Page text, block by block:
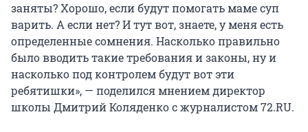
заняты? Хорошо, если будут помогать маме суп
варить. А если нет? И тут вот, знаете, у меня есть
определенные сомнения. Насколько правильно
было вводить такие требования и законы, ну и
насколько под контролем будут вот эти
ребятишки», — поделился мнением директор
школы Дмитрий Коляденко с журналистом 72.RU.